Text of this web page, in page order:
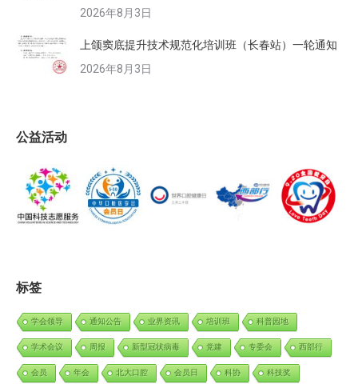
2026年8月3日
上颌窦底提升技术规范化培训班（长春站）一轮通知
2026年8月3日
公益活动
标签
学会领导 通知公告 业界资讯 培训班 科普园地
学术会议 周报 新型冠状病毒 党建 专委会 西部行
会员 年会 北大口腔 会员日 科协 科技奖